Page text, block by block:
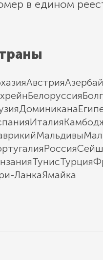
в едином
Австрия
Белоруссия
Доминикана
Италия
Мальдивы
Россия
ТунисТурция
ЛанкаЯмайка